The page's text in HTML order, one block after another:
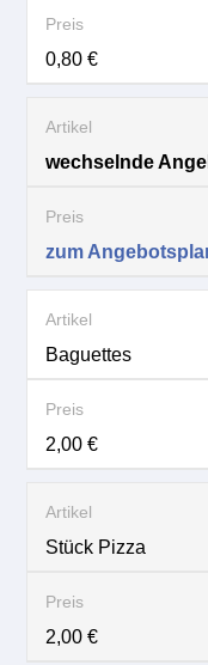
0,80 €
wechselnde
zum
Baguettes
2,00 €
Stück Pizza
2,00 €